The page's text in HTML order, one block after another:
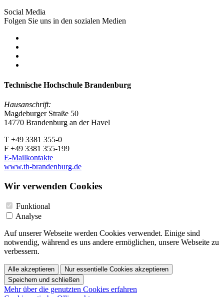
Social Media
Folgen Sie uns in den sozialen Medien
Technische Hochschule Brandenburg
Hausanschrift:
Magdeburger Straße 50
14770 Brandenburg an der Havel
T +49 3381 355-0
F +49 3381 355-199
E-Mailkontakte
www.th-brandenburg.de
Wir verwenden Cookies
Funktional
Analyse
Auf unserer Webseite werden Cookies verwendet. Einige sind
notwendig, während es uns andere ermöglichen, unsere Webseite zu
verbessern.
Alle akzeptieren
Nur essentielle Cookies akzeptieren
Speichern und schließen
Mehr über die genutzten Cookies erfahren